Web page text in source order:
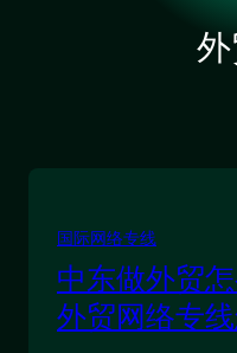
国际网络专线
中东做外贸
外贸网络专